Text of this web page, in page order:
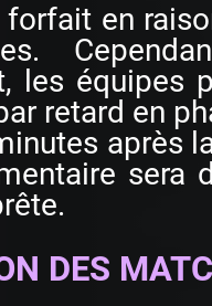
forfait en
les équipes
retard en
après
sera
DES